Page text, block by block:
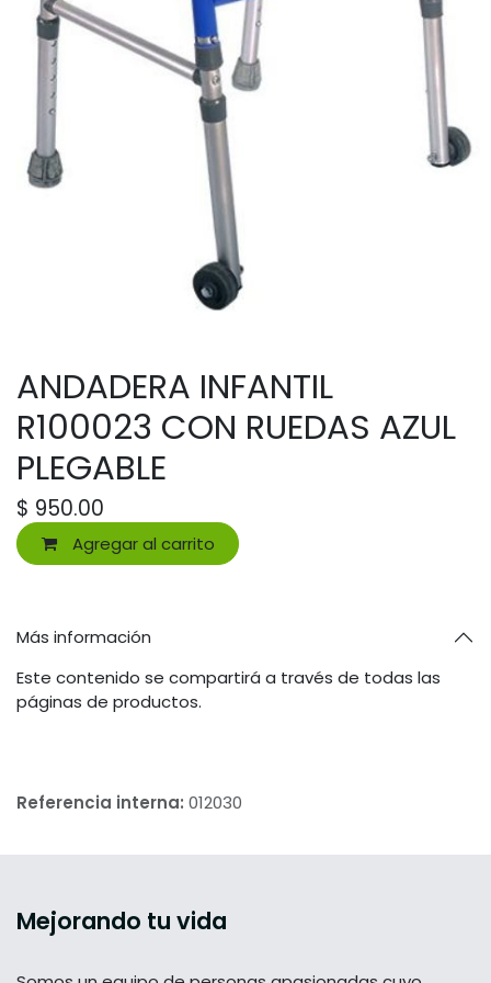
ANDADERA INFANTIL
R100023 CON RUEDAS AZUL
PLEGABLE
$ 950.00
Agregar al carrito
Más información
Este contenido se compartirá a través de todas las
páginas de productos.
Referencia interna: 012030
Mejorando tu vida